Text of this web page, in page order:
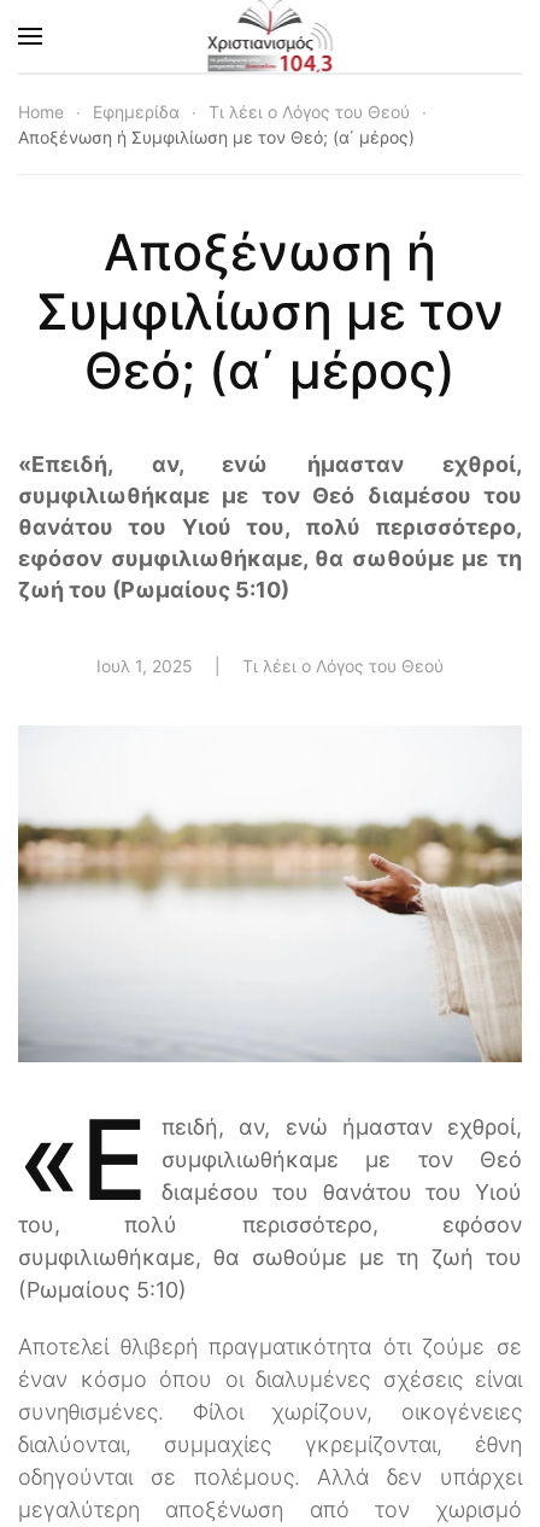
Skip to main content
Home Εφημερίδα
Τι λέει ο Λόγος του Θεού
Αποξένωση ή Συμφιλίωση με τον Θεό; (α΄ μέρος)
Αποξένωση ή
Συμφιλίωση με τον
Θεό; (α΄ μέρος)
«Επειδή, αν, ενώ ήμασταν εχθροί,
συμφιλιωθήκαμε με τον Θεό διαμέσου του
θανάτου του Υιού του, πολύ περισσότερο,
εφόσον συμφιλιωθήκαμε, θα σωθούμε με τη
ζωή του (Ρωμαίους 5:10)
Ιουλ 1, 2025 Τι λέει ο Λόγος του Θεού
«Ε
πειδή, αν, ενώ ήμασταν εχθροί,
συμφιλιωθήκαμε με τον Θεό
διαμέσου του θανάτου του Υιού
του, πολύ περισσότερο, εφόσον
συμφιλιωθήκαμε, θα σωθούμε με τη ζωή του
(Ρωμαίους 5:10)
Αποτελεί θλιβερή πραγματικότητα ότι ζούμε σε
έναν κόσμο όπου οι διαλυμένες σχέσεις είναι
συνηθισμένες. Φίλοι χωρίζουν, οικογένειες
διαλύονται, συμμαχίες γκρεμίζονται, έθνη
οδηγούνται σε πολέμους. Αλλά δεν υπάρχει
μεγαλύτερη αποξένωση από τον χωρισμό